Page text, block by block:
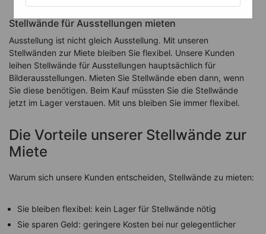
Stellwände für Ausstellungen mieten
Ausstellung ist nicht gleich Ausstellung. Mit unseren
Stellwänden zur Miete bleiben Sie flexibel. Unsere Kunden
leihen Stellwände für Ausstellungen hauptsächlich für
Bilderausstellungen. Mieten Sie Stellwände eben dann, wenn
Sie diese benötigen. Beim Kauf müssten Sie die Stellwände
jetzt im Lager verstauen. Mit uns bleiben Sie immer flexibel.
Die Vorteile unserer Stellwände zur
Miete
Warum sich unsere Kunden entscheiden, Stellwände zu mieten:
Sie bleiben flexibel: kein Lager für Stellwände nötig
Sie sparen Geld: geringere Kosten bei nur gelegentlicher